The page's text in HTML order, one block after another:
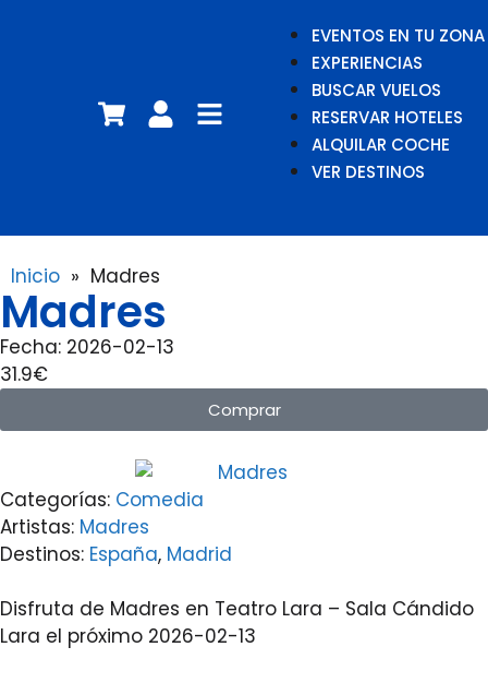
EVENTOS EN TU ZONA
EXPERIENCIAS
BUSCAR VUELOS
RESERVAR HOTELES
ALQUILAR COCHE
VER DESTINOS
Inicio » Madres
Madres
Fecha: 2026-02-13
31.9€
Comprar
Categorías: Comedia
Artistas: Madres
Destinos: España, Madrid
Disfruta de Madres en Teatro Lara – Sala Cándido
Lara el próximo 2026-02-13